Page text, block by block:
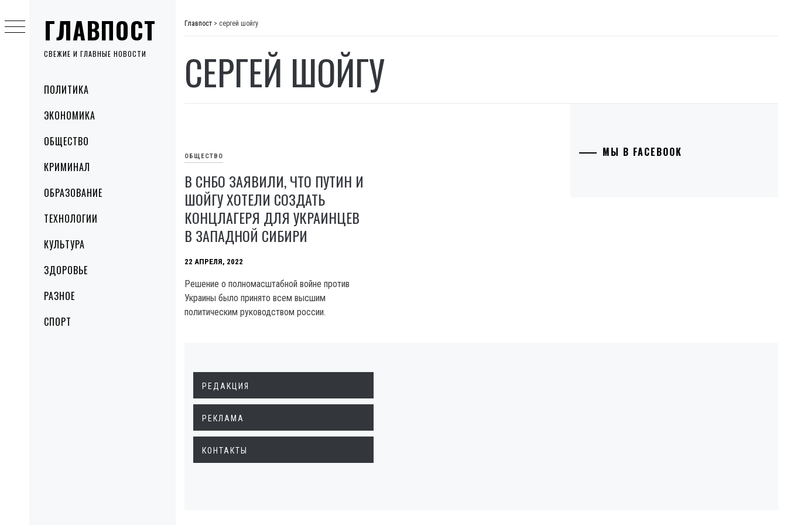
ГЛАВПОСТ
СВЕЖИЕ И ГЛАВНЫЕ НОВОСТИ
MenuПОЛИТИКА
ЭКОНОМИКА
ОБЩЕСТВО
КРИМИНАЛ
ОБРАЗОВАНИЕ
ТЕХНОЛОГИИ
КУЛЬТУРА
ЗДОРОВЬЕ
РАЗНОЕ
СПОРТ
to
content
Главпост > сергей шойгу
СЕРГЕЙ ШОЙГУ
ОБЩЕСТВО
В СНБО ЗАЯВИЛИ, ЧТО ПУТИН И
ШОЙГУ ХОТЕЛИ СОЗДАТЬ
КОНЦЛАГЕРЯ ДЛЯ УКРАИНЦЕВ
В ЗАПАДНОЙ СИБИРИ
22 АПРЕЛЯ, 2022
Решение о полномасштабной войне против
Украины было принято всем высшим
политическим руководством россии.
МЫ В FACEBOOK
РЕДАКЦИЯ
РЕКЛАМА
КОНТАКТЫ